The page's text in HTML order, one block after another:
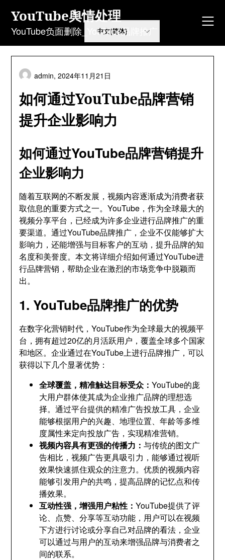
content
YouTube舆情处理
YouTube负面删除_YouTube品牌推广
如何通过YouTube品牌营销
提升企业影响力
admin,2024年11月21日
如何通过YouTube品牌营销提升
企业影响力
随着互联网的不断发展，视频内容逐渐成为消费者获
取信息的重要方式之一。YouTube，作为全球最大的
视频分享平台，已经成为许多企业进行品牌推广的重
要渠道。通过YouTube品牌推广，企业不仅能够扩大
影响力，还能增强与目标客户的互动，提升品牌的知
名度和美誉度。本文将详细介绍如何通过YouTube进
行品牌营销，帮助企业在激烈的市场竞争中脱颖而
出。
1. YouTube品牌推广的优势
在数字化营销时代，YouTube作为全球最大的视频平
台，拥有超过20亿的月活跃用户，覆盖全球多个国家
和地区。企业通过在YouTube上进行品牌推广，可以
获得以下几个显著优势：
全球覆盖，精准触达目标受众：YouTube的庞
大用户群体使其成为企业推广品牌的理想选
择。通过平台提供的精准广告投放工具，企业
能够根据用户的兴趣、地理位置、年龄等多维
度属性来定向投放广告，实现精准营销。
视频内容具有更强的传播力：与传统的图文广
告相比，视频广告更具吸引力，能够通过视听
效果快速抓住观众的注意力。优质的视频内容
能够引发用户的共鸣，提高品牌的记忆点和传
播效果。
互动性强，增强用户粘性：YouTube提供了评
论、点赞、分享等互动功能，用户可以在视频
下方进行讨论或分享自己对品牌的看法，企业
可以通过与用户的互动来增强品牌与消费者之
间的联系。